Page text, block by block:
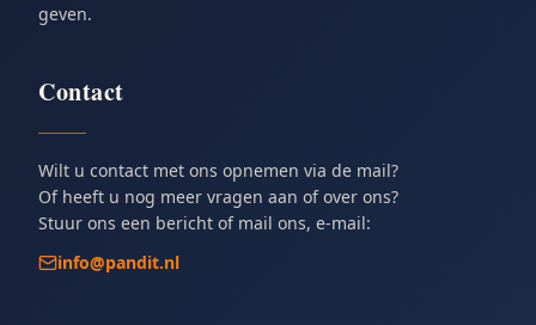
geven.
Contact
Wilt u contact met ons opnemen via de mail?
Of heeft u nog meer vragen aan of over ons?
Stuur ons een bericht of mail ons, e-mail:
info@pandit.nl